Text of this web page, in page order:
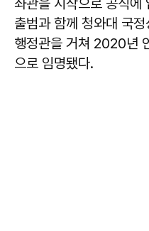
출범과 함께 청와대 국
행정관을 거쳐 2020년
으로 임명됐다.